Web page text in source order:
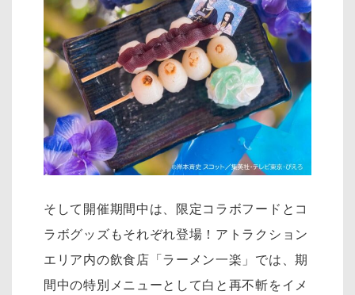
そして開催期間中は、限定コラボフードとコ
ラボグッズもそれぞれ登場！アトラクション
エリア内の飲食店「ラーメン一楽」では、期
間中の特別メニューとして白と再不斬をイメ